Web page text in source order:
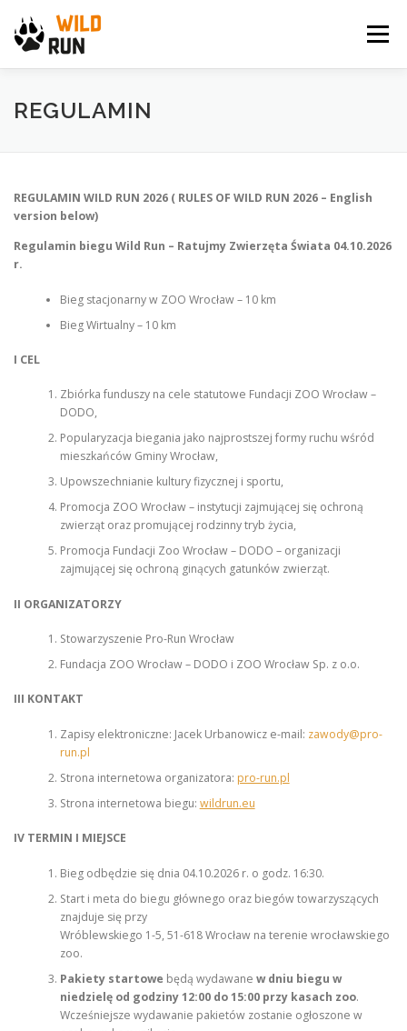
treści
Menu
WILD RUN NEWS
REGULAMIN
REGULAMIN WILD RUN 2026 ( RULES OF WILD RUN 2026 – English
version below)
Regulamin biegu Wild Run – Ratujmy Zwierzęta Świata 04.10.2026
r.
Bieg stacjonarny w ZOO Wrocław – 10 km
Bieg Wirtualny – 10 km
I CEL
Zbiórka funduszy na cele statutowe Fundacji ZOO Wrocław –
DODO,
Popularyzacja biegania jako najprostszej formy ruchu wśród
mieszkańców Gminy Wrocław,
Upowszechnianie kultury fizycznej i sportu,
Promocja ZOO Wrocław – instytucji zajmującej się ochroną
zwierząt oraz promującej rodzinny tryb życia,
Promocja Fundacji Zoo Wrocław – DODO – organizacji
zajmującej się ochroną ginących gatunków zwierząt.
II ORGANIZATORZY
Stowarzyszenie Pro-Run Wrocław
Fundacja ZOO Wrocław – DODO i ZOO Wrocław Sp. z o.o.
III KONTAKT
Zapisy elektroniczne: Jacek Urbanowicz e-mail: zawody@pro-
run.pl
Strona internetowa organizatora: pro-run.pl
Strona internetowa biegu: wildrun.eu
IV TERMIN I MIEJSCE
Bieg odbędzie się dnia 04.10.2026 r. o godz. 16:30.
Start i meta do biegu głównego oraz biegów towarzyszących
znajduje się przy
Wróblewskiego 1-5, 51-618 Wrocław na terenie wrocławskiego
zoo.
Pakiety startowe będą wydawane w dniu biegu w
niedzielę od godziny 12:00 do 15:00 przy kasach zoo.
Wcześniejsze wydawanie pakietów zostanie ogłoszone w